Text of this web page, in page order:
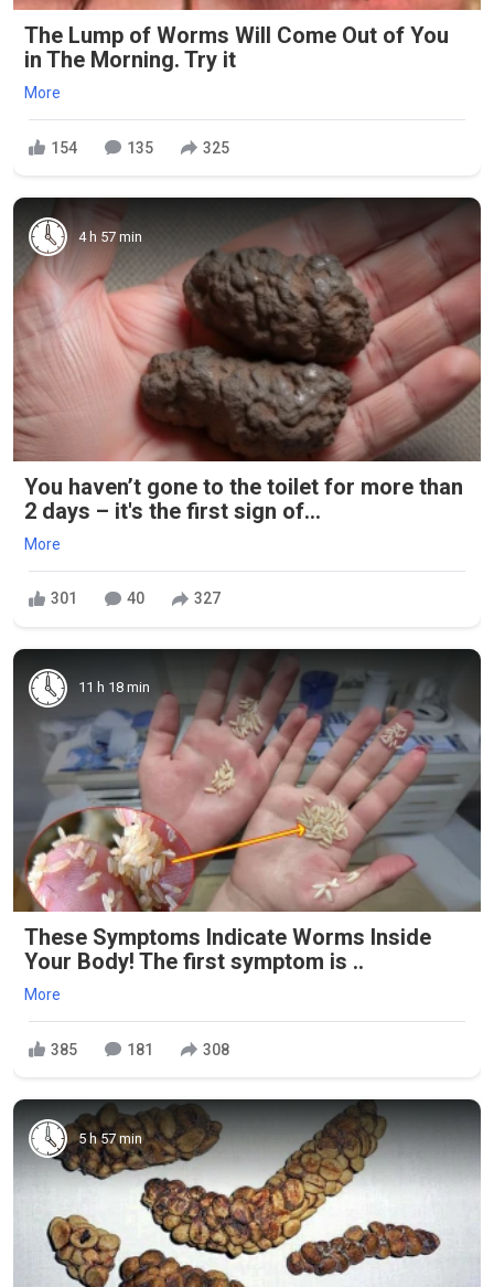
The Lump of Worms Will Come Out of You
in The Morning. Try it
More
154 135 325
4 h 57 min
You haven’t gone to the toilet for more than
2 days – it's the first sign of...
More
301 40 327
11 h 18 min
These Symptoms Indicate Worms Inside
Your Body! The first symptom is ..
More
385 181 308
5 h 57 min